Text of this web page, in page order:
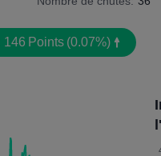
146 Points (0.07%)